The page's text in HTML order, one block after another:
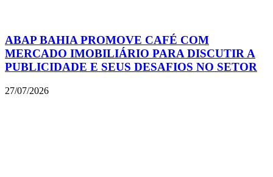
ABAP BAHIA PROMOVE CAFÉ COM
MERCADO IMOBILIÁRIO PARA DISCUTIR A
PUBLICIDADE E SEUS DESAFIOS NO SETOR
27/07/2026